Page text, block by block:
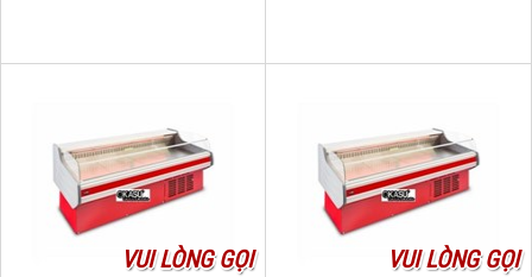
VUI LÒNG GỌI VUI LÒNG GỌI